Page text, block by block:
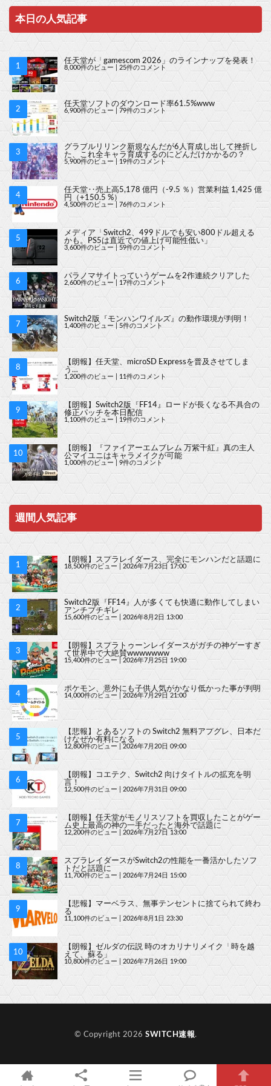
本日の人気記事
任天堂が「gamescom 2026」のラインナップを発表！
8,000件のビュー 25件のコメント
任天堂ソフトのダウンロード率61.5%www
6,900件のビュー |79件のコメント
グラブルリリンク新規なんだが6人育成し出して挫折し
た、これ全キャラ育成するのにどんだけかかるの？
5,900件のビュー |19件のコメント
任天堂‥売上高5,178 億円（-9.5 ％）営業利益 1,425 億
円（+150.5 %）
4,500件のビュー 76件のコメント
メディア「Switch2、499ドルでも安い800ドル超える
かも。PS5は直近での値上げ可能性低い」
3,600件のビュー|59件のコメント
パラノマサイトっていうゲームを2作連続クリアした
2,600件のビュー 17件のコメント
Switch2版『モンハンワイルズ』の動作環境が判明！
1,400件のビュー 5件のコメント
【朗報】任天堂、microSD Expressを普及させてしま
う…
1,200件のビュー 11件のコメント
【朗報】Switch2版『FF14』ロードが長くなる不具合の
修正パッチを本日配信
1,100件のビュー 19件のコメント
【朗報】『ファイアーエムブレム 万紫千紅』真の主人
公マイユニはキャラメイクが可能
1,000件のビュー 9件のコメント
週間人気記事
【朗報】スプラレイダース、完全にモンハンだと話題に
18,500件のビュー 2026年7月23日 17:00
Switch2版『FF14』人が多くても快適に動作してしまい
アンチブチギレ
15,600件のビュー 2026年8月2日 13:00
【朗報】スプラトゥーンレイダースがガチの神ゲーすぎ
て世界中で大絶賛wwwwwww
15,400件のビュー|2026年7月25日 19:00
ポケモン、意外にも子供人気がかなり低かった事が判明
14,000件のビュー 2026年7月29日 21:00
【悲報】とあるソフトの Switch2 無料アプグレ、日本だ
けなぜか有料になる
12,800件のビュー 2026年7月20日 09:00
【朗報】コエテク、Switch2 向けタイトルの拡充を明
言！
12,500件のビュー |2026年7月31日 09:00
【朗報】任天堂がモノリスソフトを買収したことがゲー
ム史上最高の神の一手だったと海外で話題に
12,200件のビュー 2026年7月27日 13:00
スプラレイダースがSwitch2の性能を一番活かしたソフ
トだと話題に
11,700件のビュー | 2026年7月24日 15:00
【悲報】マーベラス、無事テンセントに捨てられて終わ
る
11,100件のビュー 2026年8月1日 23:30
【朗報】ゼルダの伝説 時のオカリナリメイク「時を越
えて、蘇る」
10,800件のビュー 2026年7月26日 19:00
© Copyright 2026 SWITCH速報.